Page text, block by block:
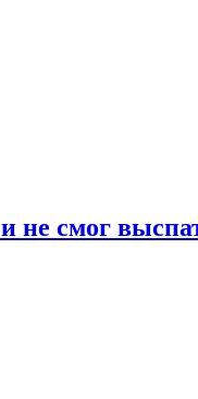
смог